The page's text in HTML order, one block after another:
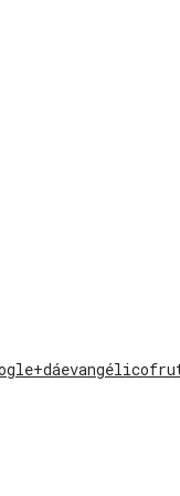
dáevangélico